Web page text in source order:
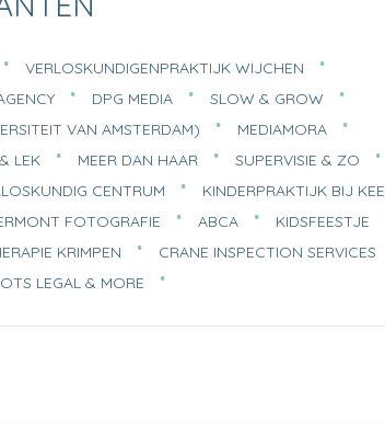
VERLOSKUNDIGENPRAKTIJK WIJCHEN
DPG MEDIA
SLOW & GROW
VAN AMSTERDAM)
MEDIAMORA
LEK MEER DAN HAAR
SUPERVISIE & ZO
CENTRUM
KINDERPRAKTIJK BIJ KEE
FOTOGRAFIE ABCA
KIDSFEESTJE
KRIMPEN
CRANE INSPECTION SERVICES
LEGAL & MORE